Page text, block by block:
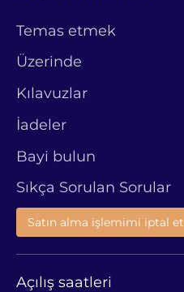
Temas etmek
Üzerinde
Kılavuzlar
İadeler
Bayi bulun
Sıkça Sorulan Sorular
Satın alma işlemimi iptal et
Açılış saatleri